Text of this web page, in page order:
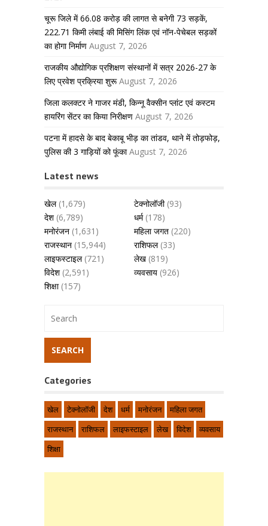
चूरू जिले में 66.08 करोड़ की लागत से बनेगी 73 सड़कें,
222.71 किमी लंबाई की मिसिंग लिंक एवं नॉन-पेचेबल सड़कों
का होगा निर्माण August 7, 2026
राजकीय औद्योगिक प्रशिक्षण संस्थानों में सत्र 2026-27 के
लिए प्रवेश प्रक्रिया शुरू August 7, 2026
जिला कलक्टर ने गाजर मंडी, किन्नू वैक्सीन प्लांट एवं कस्टम
हायरिंग सेंटर का किया निरीक्षण August 7, 2026
पटना में हादसे के बाद बेकाबू भीड़ का तांडव, थाने में तोड़फोड़,
पुलिस की 3 गाड़ियों को फूंका August 7, 2026
Latest news
खेल(1,679) टेक्नोलॉजी(93)
देश(6,789) धर्म(178)
मनोरंजन (1,631) महिला जगत (220)
राजस्थान (15,944) राशिफल(33)
लाइफस्टाइल(721) लेख (819)
विदेश(2,591) व्यवसाय (926)
शिक्षा(157)
Categories
खेल टेक्नोलॉजी देश धर्म मनोरंजन
महिला जगत
राजस्थान
राशिफल लाइफस्टाइल लेख विदेश
व्यवसाय
शिक्षा